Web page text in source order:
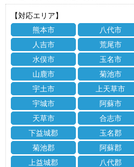
【対応エリア】
熊本市
八代市
人吉市
荒尾市
水俣市
玉名市
山鹿市
菊池市
宇土市
上天草市
宇城市
阿蘇市
天草市
合志市
下益城郡
玉名郡
菊池郡
阿蘇郡
上益城郡
八代郡